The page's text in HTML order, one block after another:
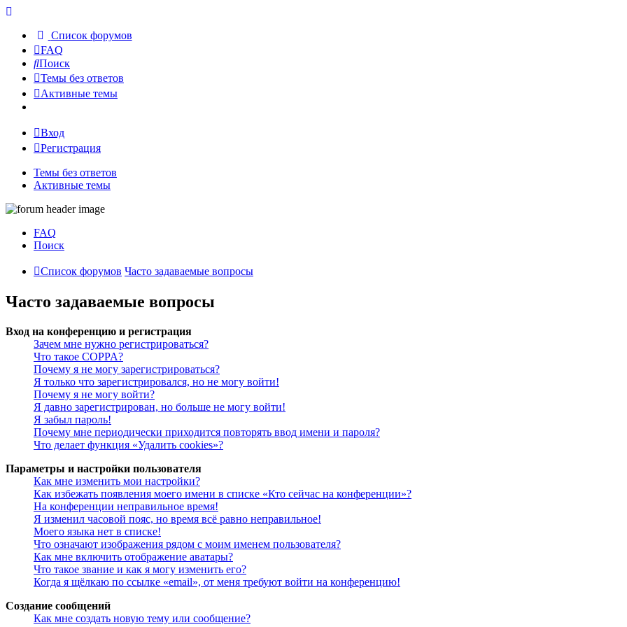
Список форумов
FAQ
Поиск
Темы без ответов
Активные темы
Вход
Регистрация
Темы без ответов
Активные темы
FAQ
Поиск
Список форумов Часто задаваемые вопросы
Часто задаваемые вопросы
Вход на конференцию и регистрация
Зачем мне нужно регистрироваться?
Что такое COPPA?
Почему я не могу зарегистрироваться?
Я только что зарегистрировался, но не могу войти!
Почему я не могу войти?
Я давно зарегистрирован, но больше не могу войти!
Я забыл пароль!
Почему мне периодически приходится повторять ввод имени и пароля?
Что делает функция «Удалить cookies»?
Параметры и настройки пользователя
Как мне изменить мои настройки?
Как избежать появления моего имени в списке «Кто сейчас на конференции»?
На конференции неправильное время!
Я изменил часовой пояс, но время всё равно неправильное!
Моего языка нет в списке!
Что означают изображения рядом с моим именем пользователя?
Как мне включить отображение аватары?
Что такое звание и как я могу изменить его?
Когда я щёлкаю по ссылке «email», от меня требуют войти на конференцию!
Создание сообщений
Как мне создать новую тему или сообщение?